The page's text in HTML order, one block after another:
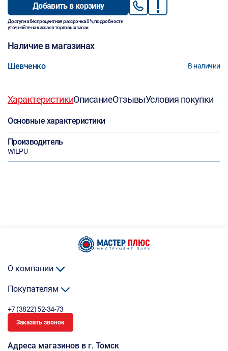
Добавить в корзину
Доступна беспроцентная рассрочка 0%, подробности
уточняйте на кассах в торговых залах.
Наличие в магазинах
Шевченко В наличии
ХарактеристикиОписаниеОтзывыУсловия покупки
Основные характеристики
Производитель
WILPU
О компании
Покупателям
+7 (3822) 52-34-73
Заказать звонок
Адреса магазинов в г. Томск